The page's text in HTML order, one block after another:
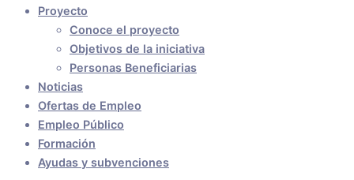
Proyecto
Conoce el proyecto
Objetivos de la iniciativa
Personas Beneficiarias
Noticias
Ofertas de Empleo
Empleo Público
Formación
Ayudas y subvenciones